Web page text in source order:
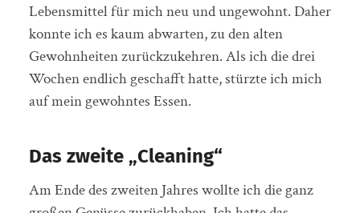
Lebensmittel für mich neu und ungewohnt. Daher
konnte ich es kaum abwarten, zu den alten
Gewohnheiten zurückzukehren. Als ich die drei
Wochen endlich geschafft hatte, stürzte ich mich
auf mein gewohntes Essen.
Das zweite „Cleaning“
Am Ende des zweiten Jahres wollte ich die ganz